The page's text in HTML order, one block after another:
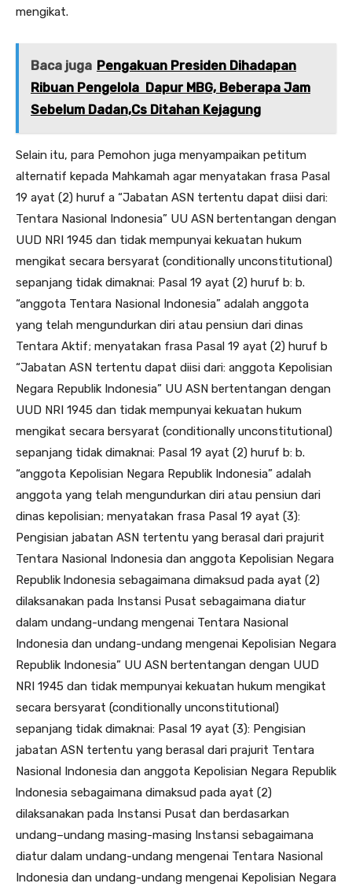
mengikat.
Baca juga Pengakuan Presiden Dihadapan
Ribuan Pengelola Dapur MBG, Beberapa Jam
Sebelum Dadan,Cs Ditahan Kejagung
Selain itu, para Pemohon juga menyampaikan petitum
alternatif kepada Mahkamah agar menyatakan frasa Pasal
19 ayat (2) huruf a “Jabatan ASN tertentu dapat diisi dari:
Tentara Nasional Indonesia” UU ASN bertentangan dengan
UUD NRI 1945 dan tidak mempunyai kekuatan hukum
mengikat secara bersyarat (conditionally unconstitutional)
sepanjang tidak dimaknai: Pasal 19 ayat (2) huruf b: b.
“anggota Tentara Nasional Indonesia” adalah anggota
yang telah mengundurkan diri atau pensiun dari dinas
Tentara Aktif; menyatakan frasa Pasal 19 ayat (2) huruf b
“Jabatan ASN tertentu dapat diisi dari: anggota Kepolisian
Negara Republik Indonesia” UU ASN bertentangan dengan
UUD NRI 1945 dan tidak mempunyai kekuatan hukum
mengikat secara bersyarat (conditionally unconstitutional)
sepanjang tidak dimaknai: Pasal 19 ayat (2) huruf b: b.
“anggota Kepolisian Negara Republik Indonesia” adalah
anggota yang telah mengundurkan diri atau pensiun dari
dinas kepolisian; menyatakan frasa Pasal 19 ayat (3):
Pengisian jabatan ASN tertentu yang berasal dari prajurit
Tentara Nasional Indonesia dan anggota Kepolisian Negara
Republik lndonesia sebagaimana dimaksud pada ayat (2)
dilaksanakan pada Instansi Pusat sebagaimana diatur
dalam undang-undang mengenai Tentara Nasional
Indonesia dan undang-undang mengenai Kepolisian Negara
Republik Indonesia” UU ASN bertentangan dengan UUD
NRI 1945 dan tidak mempunyai kekuatan hukum mengikat
secara bersyarat (conditionally unconstitutional)
sepanjang tidak dimaknai: Pasal 19 ayat (3): Pengisian
jabatan ASN tertentu yang berasal dari prajurit Tentara
Nasional Indonesia dan anggota Kepolisian Negara Republik
lndonesia sebagaimana dimaksud pada ayat (2)
dilaksanakan pada Instansi Pusat dan berdasarkan
undang–undang masing-masing Instansi sebagaimana
diatur dalam undang-undang mengenai Tentara Nasional
Indonesia dan undang-undang mengenai Kepolisian Negara